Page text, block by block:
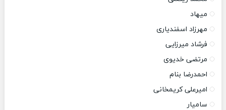
میهاد
مهرزاد اسفندیاری
فرشاد میرزایی
مرتضی خدیوی
احمدرضا بنام
امیرعلی کریمخانی
سامیار